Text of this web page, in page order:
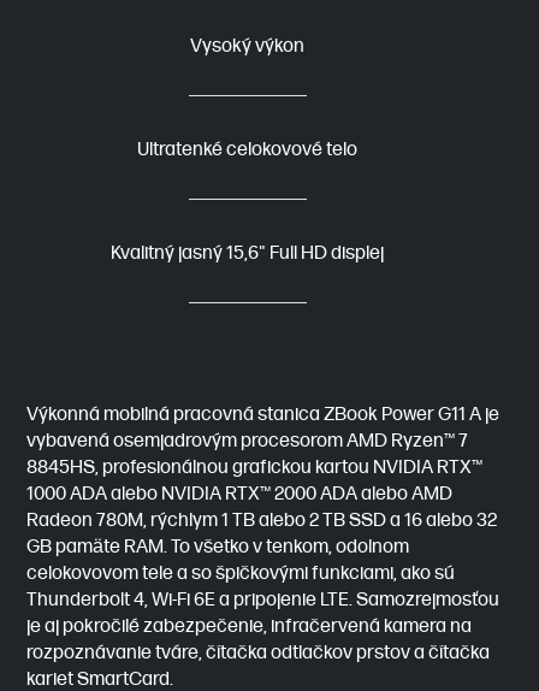
Vysoký výkon
Ultratenké celokovové telo
Kvalitný jasný 15,6" Full HD displej
Výkonná mobilná pracovná stanica ZBook Power G11 A je
vybavená osemjadrovým procesorom AMD Ryzen™ 7
8845HS, profesionálnou grafickou kartou NVIDIA RTX™
1000 ADA alebo NVIDIA RTX™ 2000 ADA alebo AMD
Radeon 780M, rýchlym 1 TB alebo 2 TB SSD a 16 alebo 32
GB pamäte RAM. To všetko v tenkom, odolnom
celokovovom tele a so špičkovými funkciami, ako sú
Thunderbolt 4, Wi-Fi 6E a pripojenie LTE. Samozrejmosťou
je aj pokročilé zabezpečenie, infračervená kamera na
rozpoznávanie tváre, čítačka odtlačkov prstov a čítačka
kariet SmartCard.